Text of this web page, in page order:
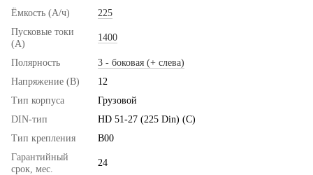
Ёмкость (А/ч)
225
Пусковые токи
(А)
1400
Полярность
3 - боковая (+ слева)
Напряжение (В)
12
Тип корпуса
Грузовой
DIN-тип
HD 51-27 (225 Din) (C)
Тип крепления
B00
Гарантийный
срок, мес.
24